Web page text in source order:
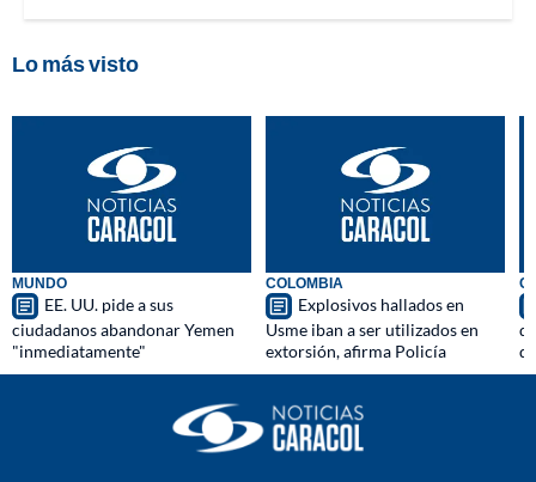
Lo más visto
MUNDO
EE. UU. pide a sus
ciudadanos abandonar Yemen
"inmediatamente"
COLOMBIA
Explosivos hallados en
Usme iban a ser utilizados en
extorsión, afirma Policía